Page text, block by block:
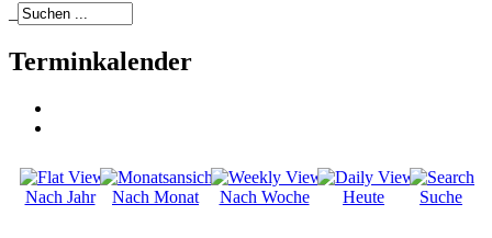
Terminkalender
Nach Jahr Nach Monat Nach Woche Heute Suche